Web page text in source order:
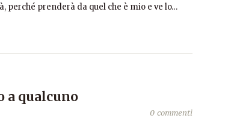
perché prenderà da quel che è mio e ve lo…
a qualcuno
0 commenti